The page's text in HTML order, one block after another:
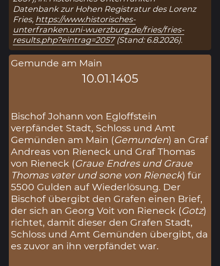
Datenbank zur Hohen Registratur des Lorenz
Fries, https://www.historisches-
unterfranken.uni-wuerzburg.de/fries/fries-
results.php?eintrag=2057(Stand: 6.8.2026).
Gemunde am Main
10.01.1405
Bischof Johann von Egloffstein
verpfändet Stadt, Schloss und Amt
Gemünden am Main (Gemunden) an Graf
Andreas von Rieneck und Graf Thomas
von Rieneck (Graue Endres und Graue
Thomas vater und sone von Rieneck) für
5500 Gulden auf Wiederlösung. Der
Bischof übergibt den Grafen einen Brief,
der sich an Georg Voit von Rieneck (Gotz)
richtet, damit dieser den Grafen Stadt,
Schloss und Amt Gemünden übergibt, da
es zuvor an ihn verpfändet war.